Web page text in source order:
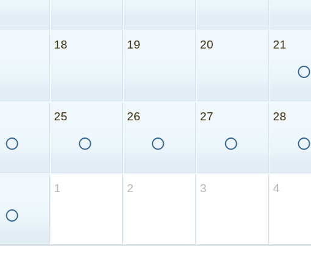
18 19 20 21
○
○
25
○
26
○
27
○
28
○
○
1 2 3 4